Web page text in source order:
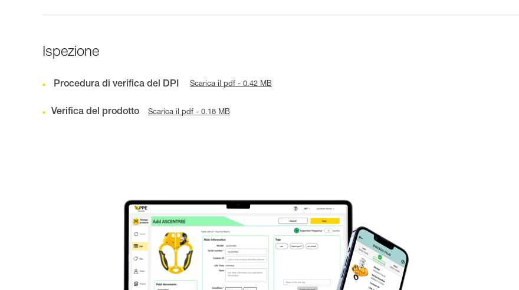
Ispezione
Procedura di verifica del DPI Scarica il pdf - 0.42 MB
Verifica del prodotto Scarica il pdf - 0.18 MB